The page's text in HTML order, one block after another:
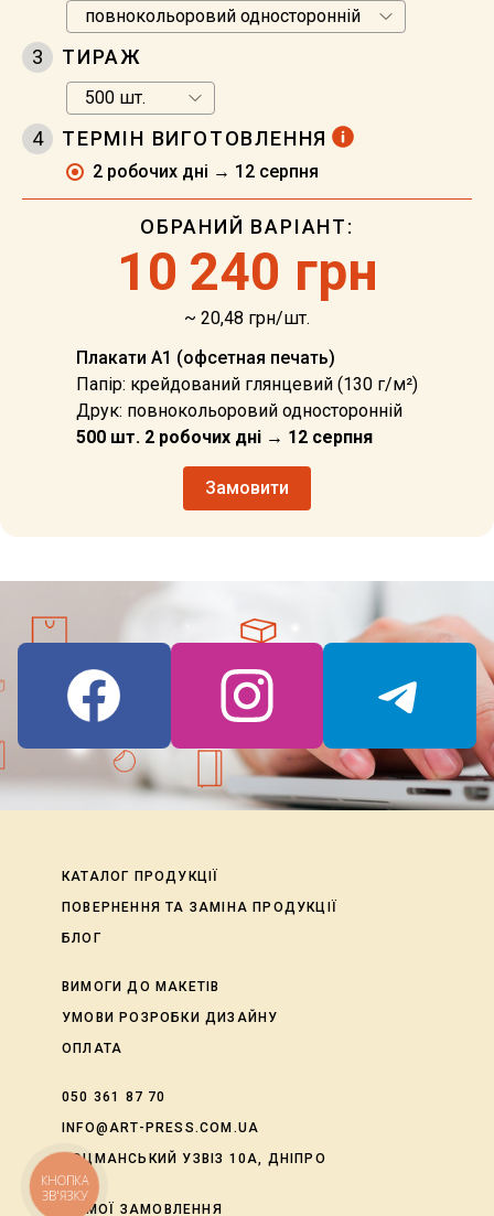
3 ТИРАЖ
4 ТЕРМІН ВИГОТОВЛЕННЯ
2 робочих дні → 12 серпня
ОБРАНИЙ ВАРІАНТ:
10 240 грн
~ 20,48 грн/шт.
Плакати А1 (офсетная печать)
Папір: крейдований глянцевий (130 г/м²)
Друк: повнокольоровий односторонній
500 шт. 2 робочих дні → 12 серпня
Замовити
КАТАЛОГ ПРОДУКЦІЇ
ПОВЕРНЕННЯ ТА ЗАМІНА ПРОДУКЦІЇ
БЛОГ
ВИМОГИ ДО МАКЕТІВ
УМОВИ РОЗРОБКИ ДИЗАЙНУ
ОПЛАТА
050 361 87 70
INFO@ART-PRESS.COM.UA
ЛОЦМАНСЬКИЙ УЗВІЗ 10А, ДНІПРО
МОЇ ЗАМОВЛЕННЯ
КНОПКА
ЗВ'ЯЗКУ